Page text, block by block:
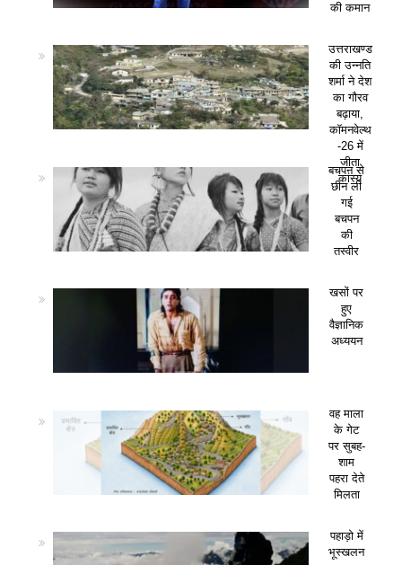
की कमान
उत्तराखण्ड
की उन्नति
शर्मा ने देश
का गौरव
बढ़ाया,
कॉमनवेल्थ
-26 में
जीता
कांस्य
बचपन से
छीन ली
गई
बचपन
की
तस्वीर
खसों पर
हुए
वैज्ञानिक
अध्ययन
वह माला
के गेट
पर सुबह-
शाम
पहरा देते
मिलता
पहाड़ो में
भूस्खलन